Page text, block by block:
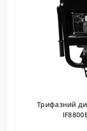
Трифазний